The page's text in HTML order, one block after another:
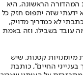
המהדורה הראשונה, היא
ידעתי שזה יתפוס חזק כל
לא כמדריך מדויק,
עובד בשבילו. וזה באמת
קטנות, שיש
בענייני החיים", כותבת